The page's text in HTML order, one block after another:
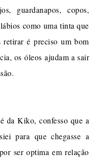
guardanapos, copos,
como uma tinta que
retirar é preciso um bom
os óleos ajudam a sair
da Kiko, confesso que a
para que chegasse a
ser optima em relação